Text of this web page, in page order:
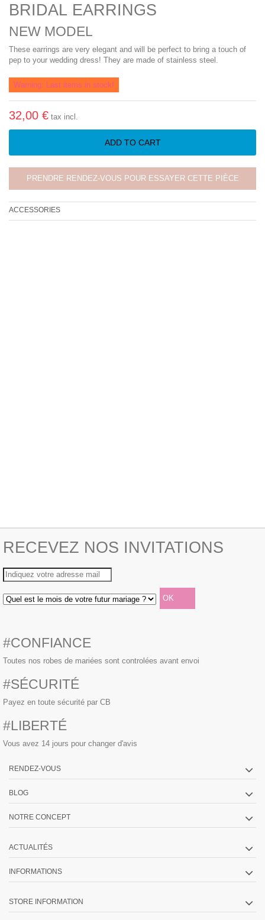
BRIDAL EARRINGS
NEW MODEL
These earrings are very elegant and will be perfect to bring a touch of
pep to your wedding dress! They are made of stainless steel.
Warning: Last items in stock!
32,00 € tax incl.
ADD TO CART
PRENDRE RENDEZ-VOUS POUR ESSAYER CETTE PIÈCE
ACCESSORIES
RECEVEZ NOS INVITATIONS
#CONFIANCE
Toutes nos robes de mariées sont controlées avant envoi
#SÉCURITÉ
Payez en toute sécurité par CB
#LIBERTÉ
Vous avez 14 jours pour changer d'avis
RENDEZ-VOUS
BLOG
NOTRE CONCEPT
ACTUALITÉS
INFORMATIONS
STORE INFORMATION